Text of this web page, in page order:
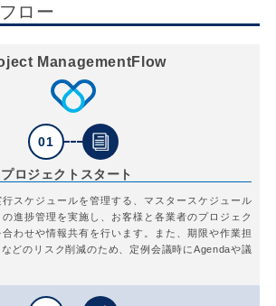
ロー
ManagementFlow
01
プロジェクト スタート
スケジュールを管理する、マスタースケジュール
進捗管理を実施し、お客様と各業者のプロジェク
合わせや情報共有を行います。また、期限や作業担
どのリスク削減のため、定例会議時にAgendaや議